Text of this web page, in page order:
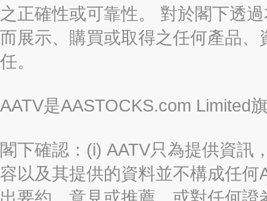
之正確性或可靠性。 對於閣下透
而展示、購買或取得之任何產品
任。
AATV是AASTOCKS.com Limited
閣下確認：(i) AATV只為提供資訊
容以及其提供的資料並不構成任